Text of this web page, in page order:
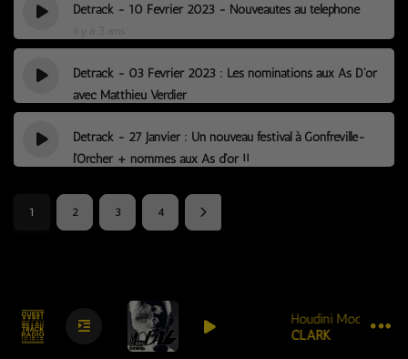
Houdini Modal
CLARK
Détrack - 10 Février 2023 - Nouveautés au téléphone
il y a 3 ans
Detrack - 03 Février 2023 : Les nominations aux As D'or
avec Matthieu Verdier
il y a 3 ans
Detrack - 27 Janvier : Un nouveau festival à Gonfreville-
l'Orcher + nommés aux As d'or !!
1 2 3 4